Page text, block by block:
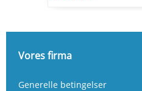
Vores firma
Generelle betingelser